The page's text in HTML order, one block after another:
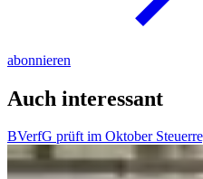
abonnieren
Auch interessant
BVerfG prüft im Oktober